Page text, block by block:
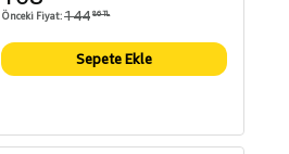
Önceki Fiyat:144 86 TL
Sepete Ekle